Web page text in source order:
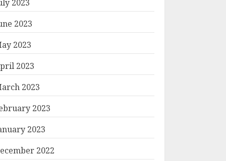
2023
2023
2023
2023
2023
2023
2023
2022